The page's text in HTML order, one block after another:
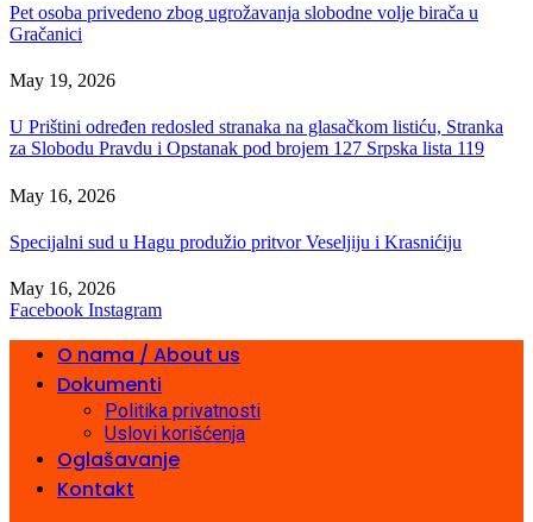
Pet osoba privedeno zbog ugrožavanja slobodne volje birača u
Gračanici
May 19, 2026
U Prištini određen redosled stranaka na glasačkom listiću, Stranka
za Slobodu Pravdu i Opstanak pod brojem 127 Srpska lista 119
May 16, 2026
Specijalni sud u Hagu produžio pritvor Veseljiju i Krasnićiju
May 16, 2026
Facebook Instagram
O nama / About us
Dokumenti
Politika privatnosti
Uslovi korišćenja
Oglašavanje
Kontakt